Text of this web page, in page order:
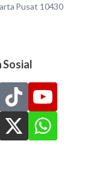
Pusat 10430
Sosial